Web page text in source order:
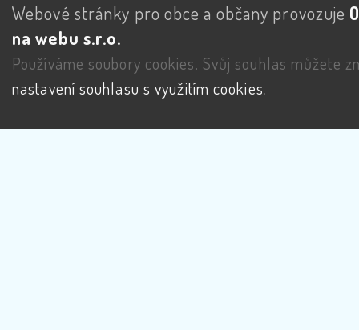
Webové stránky pro obce a občany provozuje
na webu s.r.o.
Používáme soubory cookies. Svůj souhlas můžete
nastavení souhlasu s využitím cookies.